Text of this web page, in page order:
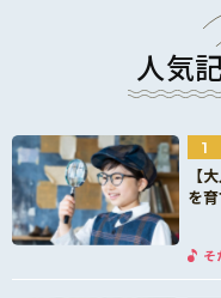
人気
1
【
を
そ